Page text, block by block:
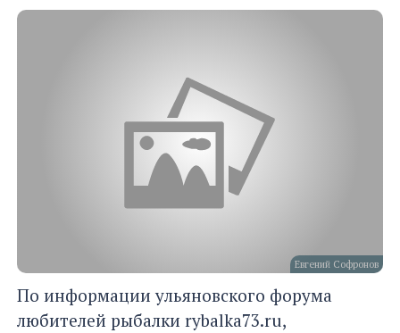
Евгений Софронов
По информации ульяновского форума
любителей рыбалки rybalka73.ru,